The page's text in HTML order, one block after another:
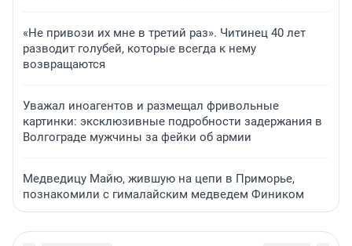
«Не привози их мне в третий раз». Читинец 40 лет
разводит голубей, которые всегда к нему
возвращаются
Уважал иноагентов и размещал фривольные
картинки: эксклюзивные подробности задержания в
Волгограде мужчины за фейки об армии
Медведицу Майю, жившую на цепи в Приморье,
познакомили с гималайским медведем Фиником